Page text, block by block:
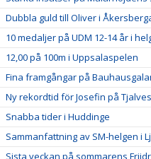
Dubbla guld till Oliver i
10 medaljer på UDM 12-14 år i
12,00 på 100m i Uppsalaspelen
Fina framgångar på
Ny rekordtid för Josefin på
Snabba tider i Huddinge
Sammanfattning av SM-helgen i
Sista veckan på sommarens